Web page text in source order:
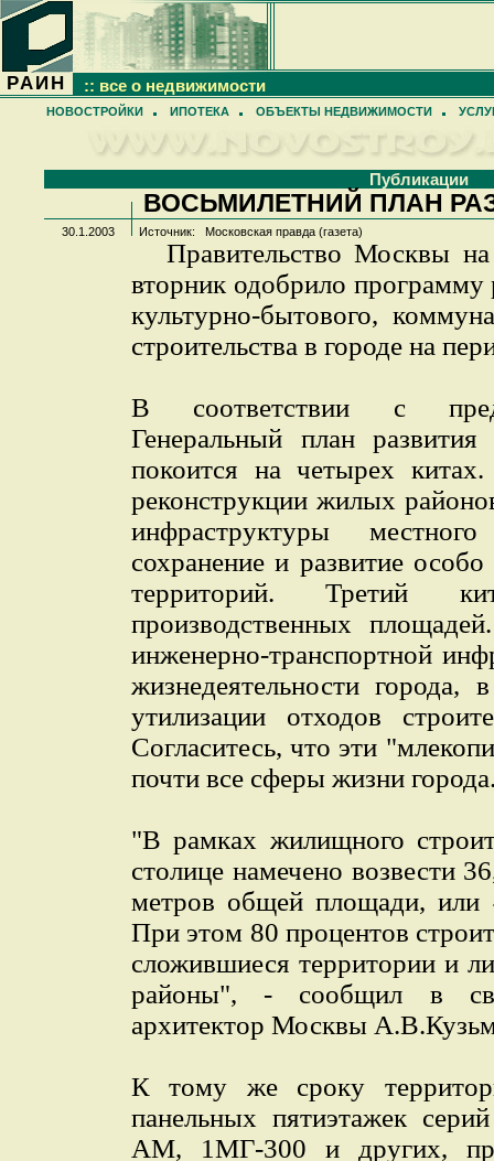
РАИН :: все о недвижимости
НОВОСТРОЙКИ ИПОТЕКА ОБЪЕКТЫ НЕДВИЖИМОСТИ
Публикации
ВОСЬМИЛЕТНИЙ ПЛАН
30.1.2003 Источник: Московская правда (газета)
Правительство Москвы
вторник одобрило
культурно-бытового,
строительства в городе на
В соответствии с
Генеральный план
покоится на четырех
реконструкции жилых
инфраструктуры
сохранение и развитие
территорий. Третий
производственных
инженерно-транспортной
жизнедеятельности
утилизации отходов
Согласитесь, что эти
почти все сферы жизни
"В рамках жилищного
столице намечено возвести
метров общей площади, или
При этом 80 процентов
сложившиеся территории и
районы", - сообщил в
архитектор Москвы
К тому же сроку
панельных пятиэтажек
АМ, 1МГ-300 и других,